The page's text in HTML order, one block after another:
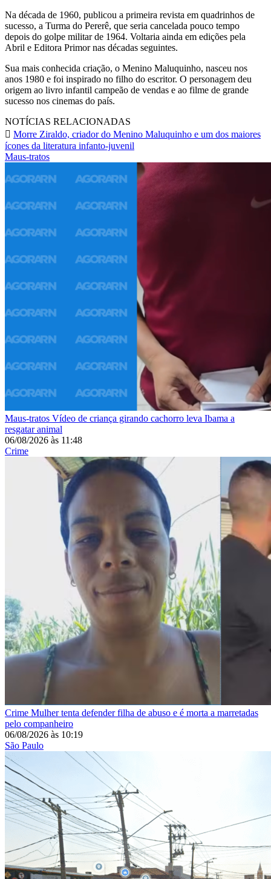
Na década de 1960, publicou a primeira revista em quadrinhos de
sucesso, a Turma do Pererê, que seria cancelada pouco tempo
depois do golpe militar de 1964. Voltaria ainda em edições pela
Abril e Editora Primor nas décadas seguintes.
Sua mais conhecida criação, o Menino Maluquinho, nasceu nos
anos 1980 e foi inspirado no filho do escritor. O personagem deu
origem ao livro infantil campeão de vendas e ao filme de grande
sucesso nos cinemas do país.
NOTÍCIAS RELACIONADAS
Morre Ziraldo, criador do Menino Maluquinho e um dos maiores
ícones da literatura infanto-juvenil
Maus-tratos
Maus-tratos Vídeo de criança girando cachorro leva Ibama a
resgatar animal
06/08/2026 às 11:48
Crime
Crime Mulher tenta defender filha de abuso e é morta a marretadas
pelo companheiro
06/08/2026 às 10:19
São Paulo